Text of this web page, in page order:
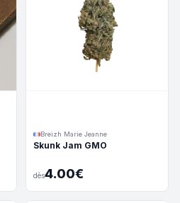
Breizh Marie Jeanne
Skunk Jam GMO
dès4.00€